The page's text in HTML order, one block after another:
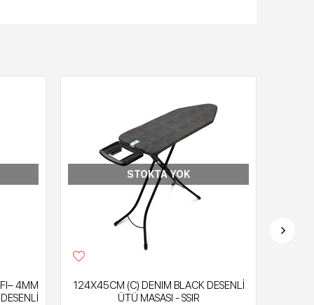
4MM
STOKTA YOK
124X45CM (C) DENIM BLACK DESENLİ
ÜTÜ MASASI - SSIR